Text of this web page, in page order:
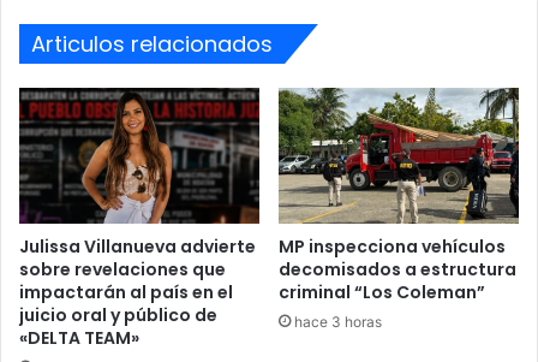
Importante labor artesanal
Durante la visita, la directora de Acción Social y Esperanza
recorrió las instalaciones y conoció de cerca el proceso de
elaboración de los telares artesanales, destacando el
talento y esfuerzo de las comunidades indígenas de
Intibucá.
El Cicai, fundado en 1974, trabaja en la formación técnica y
Articulos relacionados
Julissa Villanueva advierte
sobre revelaciones que
impactarán al país en el
juicio oral y público de
«DELTA TEAM»
MP inspecciona vehículos
decomisados a estructura
criminal “Los Coleman”
hace 3 horas